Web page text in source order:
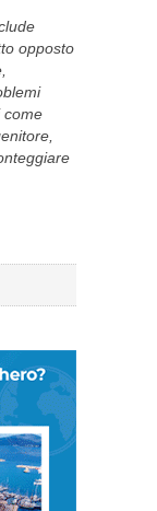
opposto
come